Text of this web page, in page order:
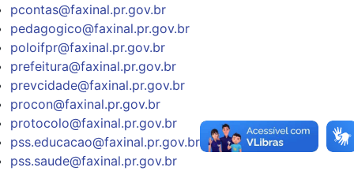
pcontas@faxinal.pr.gov.br
pedagogico@faxinal.pr.gov.br
poloifpr@faxinal.pr.gov.br
prefeitura@faxinal.pr.gov.br
prevcidade@faxinal.pr.gov.br
procon@faxinal.pr.gov.br
protocolo@faxinal.pr.gov.br
pss.educacao@faxinal.pr.gov.br
pss.saude@faxinal.pr.gov.br